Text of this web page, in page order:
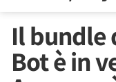
Il bundle
Bot è in